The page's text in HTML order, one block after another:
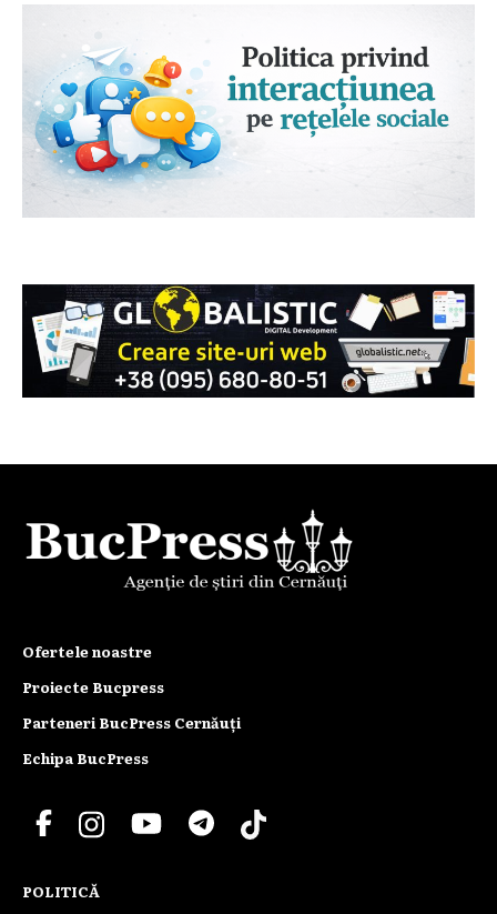
Ofertele noastre
Proiecte Bucpress
Parteneri BucPress Cernăuți
Echipa BucPress
POLITICĂ